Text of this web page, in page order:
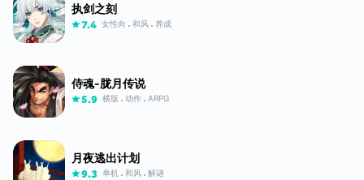
执剑之刻
7.4 女性向 和风 养成
侍魂-胧月传说
5.9 横版 动作 ARPG
月夜逃出计划
9.3 单机 和风 解谜